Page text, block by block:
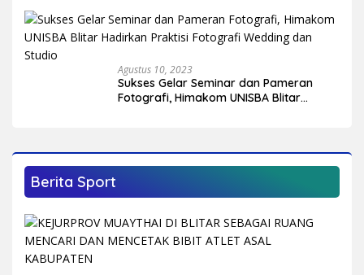
Agustus 10, 2023
Sukses Gelar Seminar dan Pameran
Fotografi, Himakom UNISBA Blitar
Berita Sport